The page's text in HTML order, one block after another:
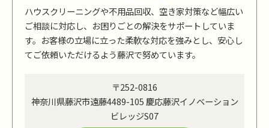
ハウスクリーニングや不用品回収、空き家対策など幅広い
ご相談に対応し、お困りごとの解決をサポートしていま
す。お客様の立場に立った柔軟な対応を強みとし、安心し
てご依頼いただけるよう藤沢で努めています。
〒252-0816
神奈川県藤沢市遠藤4489-105 慶応藤沢イノベーション
ビレッジS07